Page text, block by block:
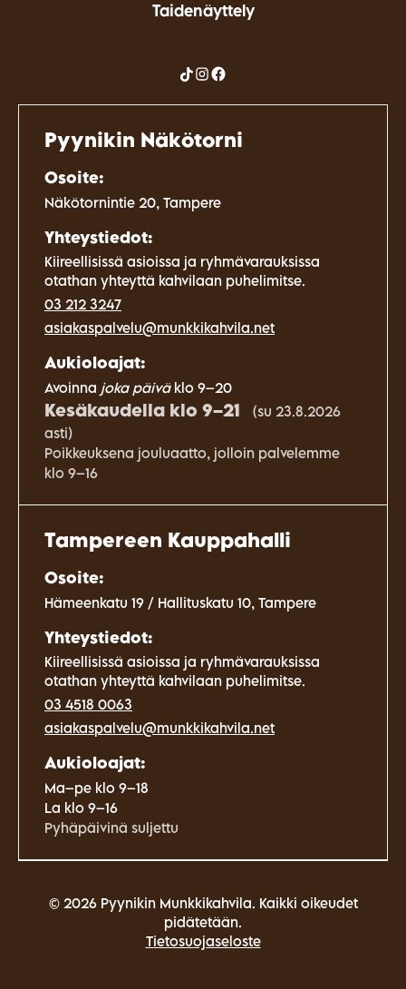
Taidenäyttely
Pyynikin Näkötorni
Osoite:
Näkötornintie 20, Tampere
Yhteystiedot:
Kiireellisissä asioissa ja ryhmävarauksissa
otathan yhteyttä kahvilaan puhelimitse.
03 212 3247
asiakaspalvelu@munkkikahvila.net
Aukioloajat:
Avoinna joka päiväklo 9–20
Kesäkaudella klo 9–21
(su 23.8.2026
asti)
Poikkeuksena jouluaatto, jolloin palvelemme
klo 9–16
Tampereen Kauppahalli
Osoite:
Hämeenkatu 19 / Hallituskatu 10, Tampere
Yhteystiedot:
Kiireellisissä asioissa ja ryhmävarauksissa
otathan yhteyttä kahvilaan puhelimitse.
03 4518 0063
asiakaspalvelu@munkkikahvila.net
Aukioloajat:
Ma–pe klo 9–18
La klo 9–16
Pyhäpäivinä suljettu
© 2026 Pyynikin Munkkikahvila. Kaikki oikeudet
pidätetään.
Tietosuojaseloste